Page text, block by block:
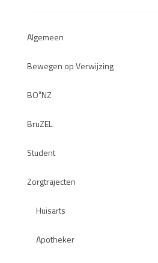
Algemeen
Bewegen op Verwijzing
BO³NZ
BruZEL
Student
Zorgtrajecten
Huisarts
Apotheker